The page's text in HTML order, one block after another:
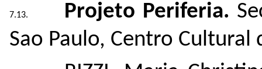
Projeto Periferia.
Sao Paulo, Centro Cultural